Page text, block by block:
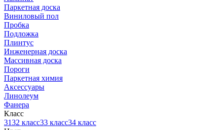
Паркетная доска
Виниловый пол
Пробка
Подложка
Плинтус
Инженерная доска
Массивная доска
Пороги
Паркетная химия
Аксессуары
Линолеум
Фанера
Класс
3132 класс33 класс34 класс